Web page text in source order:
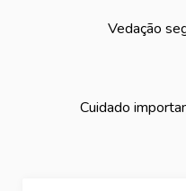
Vedação
Cuidado